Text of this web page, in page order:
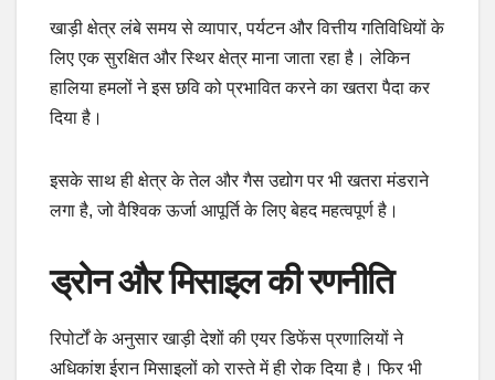
खाड़ी क्षेत्र लंबे समय से व्यापार, पर्यटन और वित्तीय गतिविधियों के
लिए एक सुरक्षित और स्थिर क्षेत्र माना जाता रहा है। लेकिन
हालिया हमलों ने इस छवि को प्रभावित करने का खतरा पैदा कर
दिया है।
इसके साथ ही क्षेत्र के तेल और गैस उद्योग पर भी खतरा मंडराने
लगा है, जो वैश्विक ऊर्जा आपूर्ति के लिए बेहद महत्वपूर्ण है।
ड्रोन और मिसाइल की रणनीति
रिपोर्टों के अनुसार खाड़ी देशों की एयर डिफेंस प्रणालियों ने
अधिकांश ईरान मिसाइलों को रास्ते में ही रोक दिया है। फिर भी